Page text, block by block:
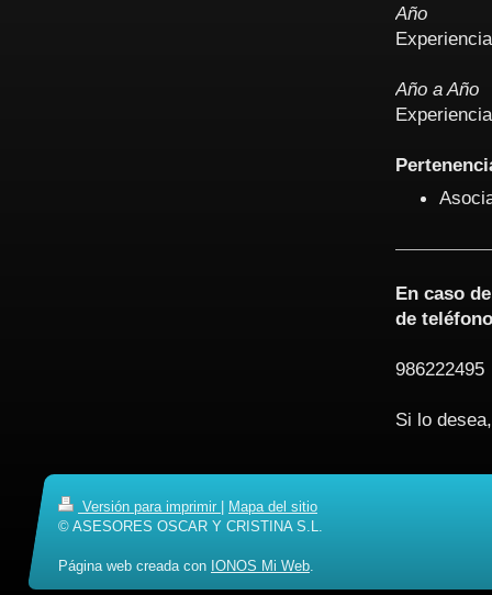
Año
Año a Año
En caso
de
986222495
Si lo
Versión para imprimir
Mapa del sitio
© ASESORES OSCAR Y CRISTINA S.L.
Página web creada con IONOS Mi Web.